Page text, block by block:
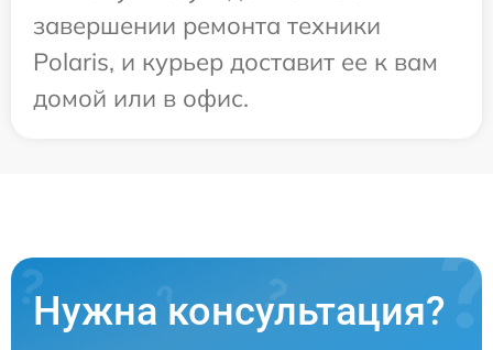
завершении ремонта техники
Polaris, и курьер доставит ее к вам
домой или в офис.
Нужна консультация?